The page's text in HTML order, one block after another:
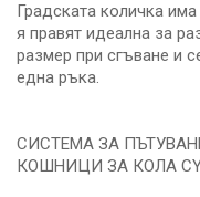
Градската количка
я правят идеална за
размер при сгъване и
една ръка.
СИСТЕМА ЗА
КОШНИЦИ ЗА КОЛА